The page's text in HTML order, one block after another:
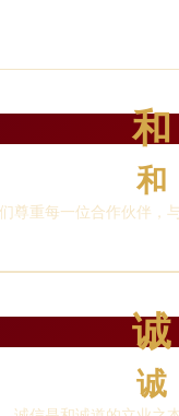
和
和
尊重每一位合作伙伴，
诚
诚